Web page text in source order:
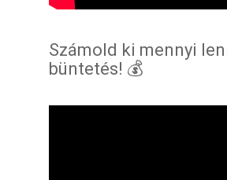
Számold ki mennyi
büntetés! 💰